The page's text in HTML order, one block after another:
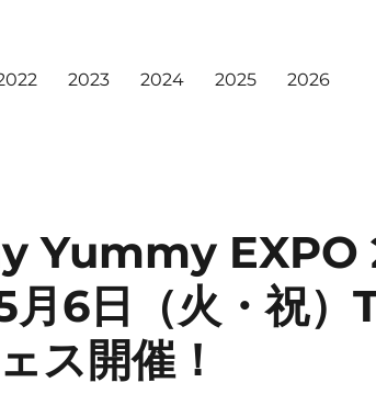
2023 2024 2025 2026
Yummy EXPO
月6日（火・祝）
ス開催！